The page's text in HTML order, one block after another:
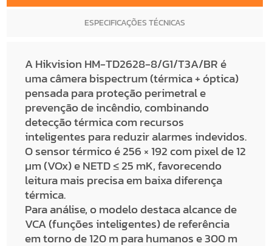
ESPECIFICAÇÕES TÉCNICAS
A Hikvision HM-TD2628-8/G1/T3A/BR é
uma câmera bispectrum (térmica + óptica)
pensada para proteção perimetral e
prevenção de incêndio, combinando
detecção térmica com recursos
inteligentes para reduzir alarmes indevidos.
O sensor térmico é 256 × 192 com pixel de 12
μm (VOx) e NETD ≤ 25 mK, favorecendo
leitura mais precisa em baixa diferença
térmica.
Para análise, o modelo destaca alcance de
VCA (funções inteligentes) de referência
em torno de 120 m para humanos e 300 m